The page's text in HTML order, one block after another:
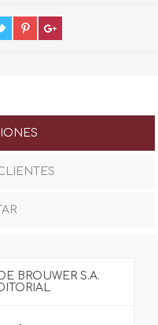
BROUWER S.A.